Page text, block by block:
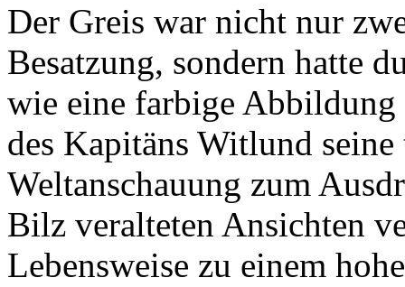
Der Greis war nicht nur
Besatzung, sondern hatte
wie eine farbige
des Kapitäns Witlund
Weltanschauung zum
Bilz veralteten Ansichten
Lebensweise zu einem